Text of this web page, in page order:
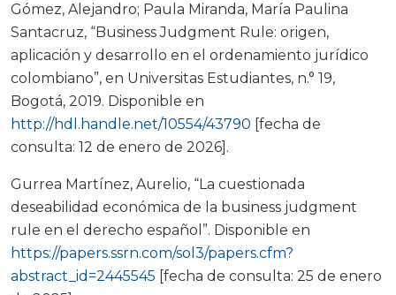
Gómez, Alejandro; Paula Miranda, María Paulina
Santacruz, “Business Judgment Rule: origen,
aplicación y desarrollo en el ordenamiento jurídico
colombiano”, en Universitas Estudiantes, n.° 19,
Bogotá, 2019. Disponible en
http://hdl.handle.net/10554/43790 [fecha de
consulta: 12 de enero de 2026].
Gurrea Martínez, Aurelio, “La cuestionada
deseabilidad económica de la business judgment
rule en el derecho español”. Disponible en
https://papers.ssrn.com/sol3/papers.cfm?
abstract_id=2445545 [fecha de consulta: 25 de enero